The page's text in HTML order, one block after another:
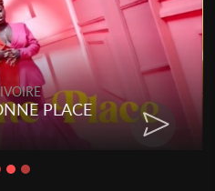
IVOIRE
- DOS DE